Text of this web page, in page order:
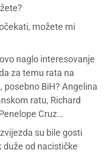
možete mi
naglo interesovanje
za temu rata na
BiH? Angelina
ratu, Richard
Cruz…
su bile gosti
duže od nacističke